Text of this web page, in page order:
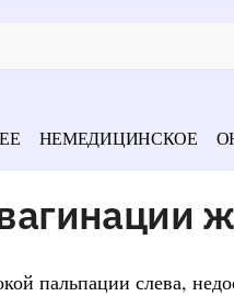
НЕМЕДИЦИНСКОЕ
пальпации слева,